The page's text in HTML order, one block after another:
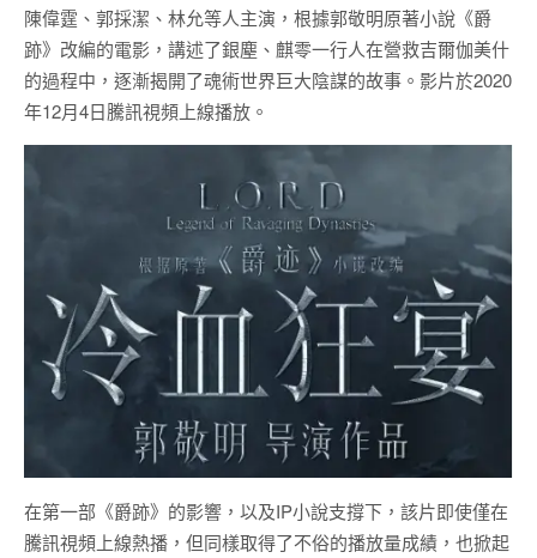
陳偉霆、郭採潔、林允等人主演，根據郭敬明原著小說《爵
跡》改編的電影，講述了銀塵、麒零一行人在營救吉爾伽美什
的過程中，逐漸揭開了魂術世界巨大陰謀的故事。影片於2020
年12月4日騰訊視頻上線播放。
在第一部《爵跡》的影響，以及IP小說支撐下，該片即使僅在
騰訊視頻上線熱播，但同樣取得了不俗的播放量成績，也掀起